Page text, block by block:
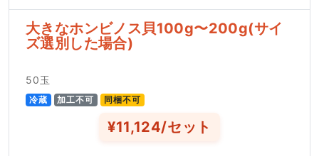
大きなホンビノス貝100g〜200g(サイ
ズ選別した場合)
50玉
冷蔵 加工不可 同梱不可
¥11,124/セット